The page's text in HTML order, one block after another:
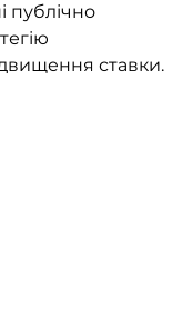
публічно
ставки.